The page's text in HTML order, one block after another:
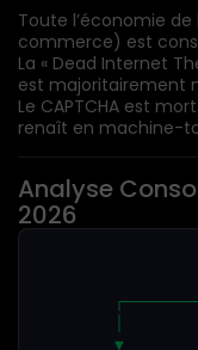
Toute l’économie
commerce) est
La « Dead Internet
est majoritairement
Le CAPTCHA est
renaît en machine-
Analyse
2026
▼